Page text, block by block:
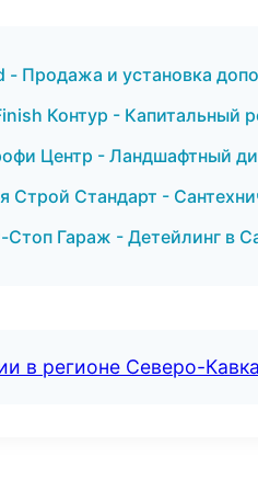
- Продажа и установка
Контур - Капитальный
Центр - Ландшафтный
Строй Стандарт -
Стоп Гараж - Детейлинг в
в регионе Северо-